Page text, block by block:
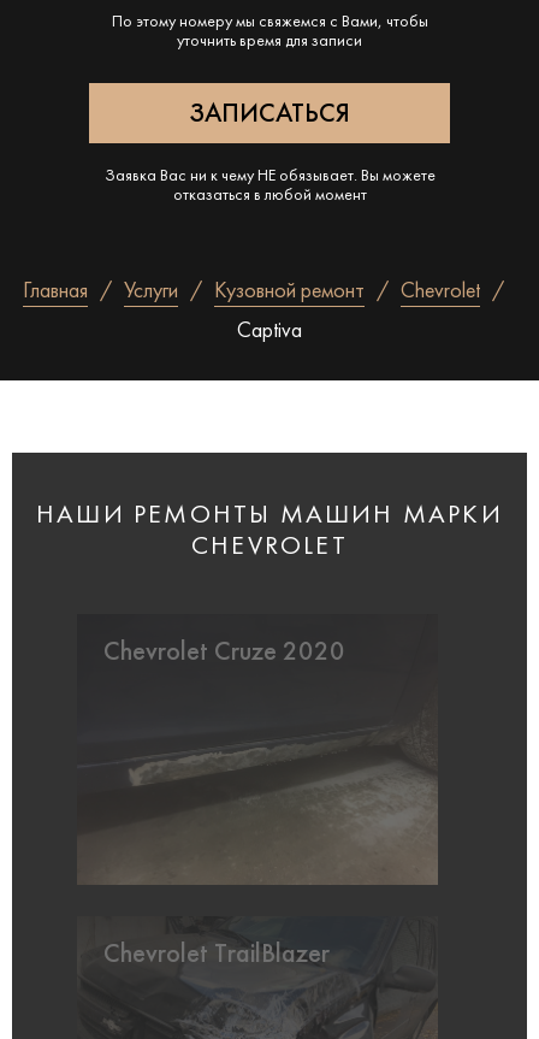
По этому номеру мы свяжемся с Вами, чтобы
уточнить время для записи
Заявка Вас ни к чему НЕ обязывает. Вы можете
отказаться в любой момент
Главная Услуги Кузовной ремонт
Chevrolet
Captiva
НАШИ РЕМОНТЫ МАШИН МАРКИ
CHEVROLET
Chevrolet Cruze 2020
Chevrolet TrailBlazer